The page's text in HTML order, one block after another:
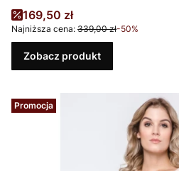
Cena promocyjna
169,50 zł
Najniższa cena: 339,00 zł-50%
Zobacz produkt
Promocja